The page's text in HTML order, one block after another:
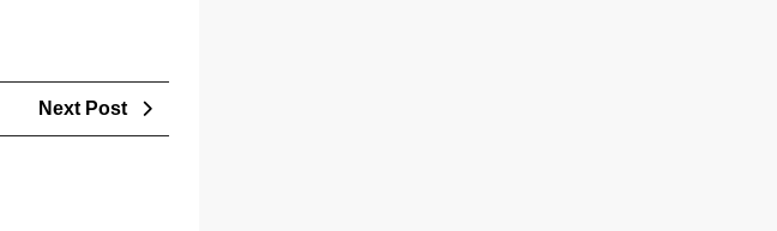
Next Post
Post